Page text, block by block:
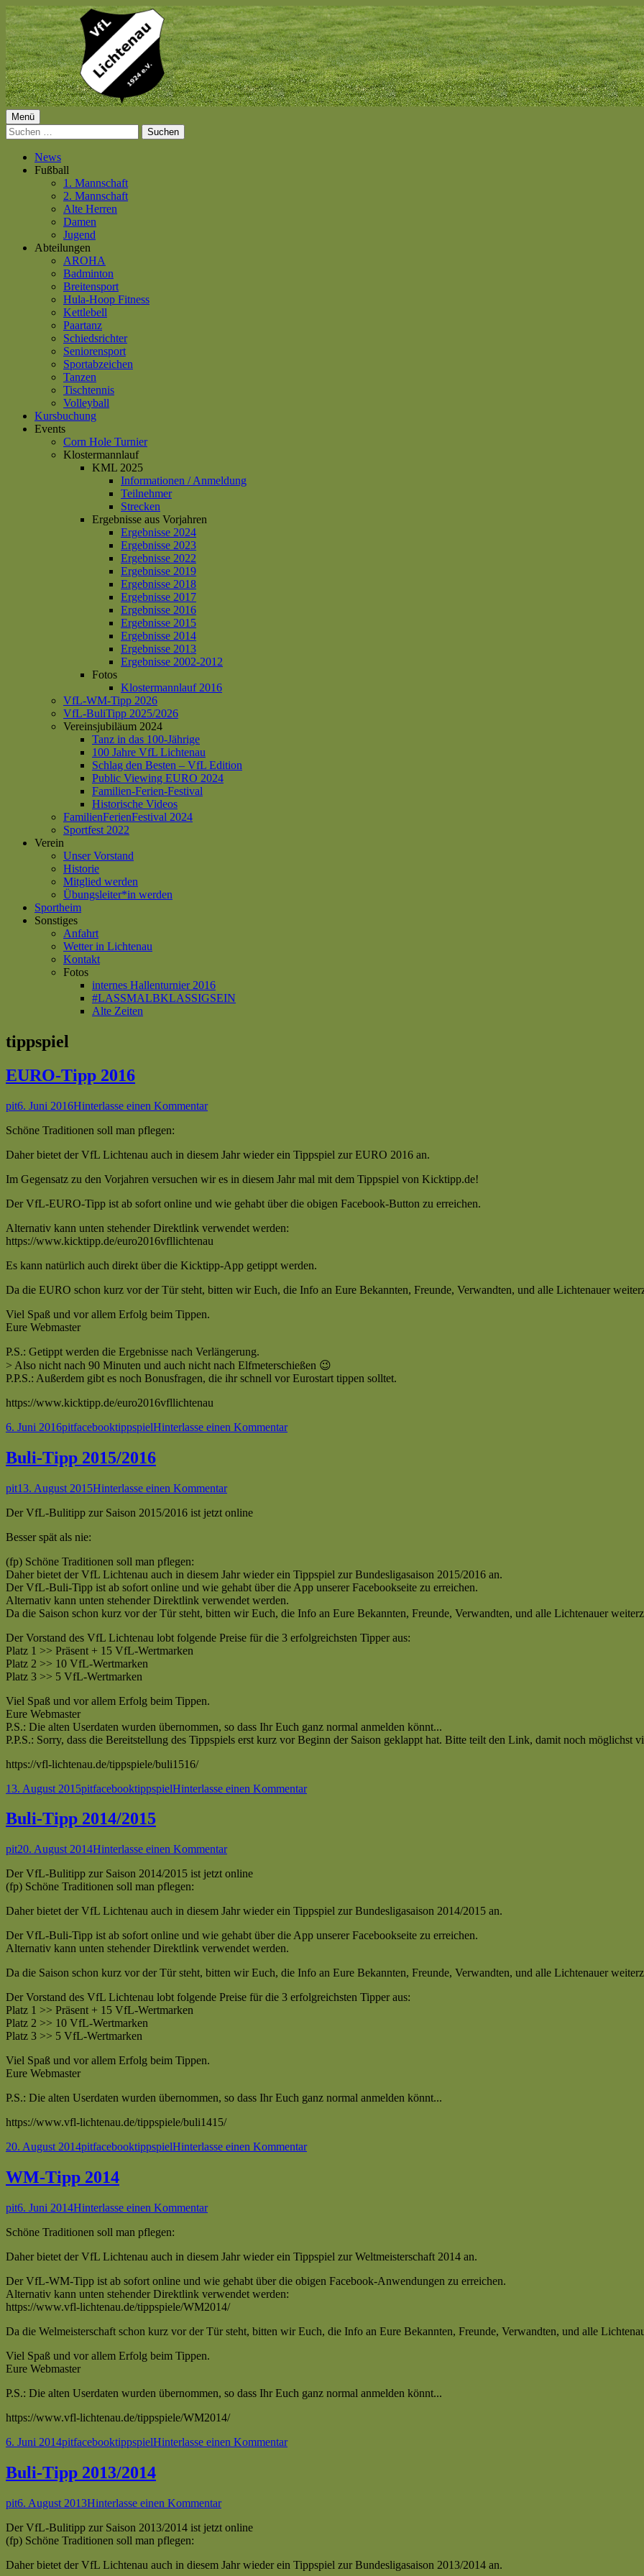
Springe
zum
Inhalt
VfL Lichtenau 1924 e.V.
Primäres
Menü
Menü
Suchen
nach:
News
Fußball
1. Mannschaft
2. Mannschaft
Alte Herren
Damen
Jugend
Abteilungen
AROHA
Badminton
Breitensport
Hula-Hoop Fitness
Kettlebell
Paartanz
Schiedsrichter
Seniorensport
Sportabzeichen
Tanzen
Tischtennis
Volleyball
Kursbuchung
Events
Corn Hole Turnier
Klostermannlauf
KML 2025
Informationen / Anmeldung
Teilnehmer
Strecken
Ergebnisse aus Vorjahren
Ergebnisse 2024
Ergebnisse 2023
Ergebnisse 2022
Ergebnisse 2019
Ergebnisse 2018
Ergebnisse 2017
Ergebnisse 2016
Ergebnisse 2015
Ergebnisse 2014
Ergebnisse 2013
Ergebnisse 2002-2012
Fotos
Klostermannlauf 2016
VfL-WM-Tipp 2026
VfL-BuliTipp 2025/2026
Vereinsjubiläum 2024
Tanz in das 100-Jährige
100 Jahre VfL Lichtenau
Schlag den Besten – VfL Edition
Public Viewing EURO 2024
Familien-Ferien-Festival
Historische Videos
FamilienFerienFestival 2024
Sportfest 2022
Verein
Unser Vorstand
Historie
Mitglied werden
Übungsleiter*in werden
Sportheim
Sonstiges
Anfahrt
Wetter in Lichtenau
Kontakt
Fotos
internes Hallenturnier 2016
#LASSMALBKLASSIGSEIN
Alte Zeiten
Schlagwort:
tippspiel
EURO-Tipp 2016
Autor
pitVeröffentlicht
6. Juni 2016Hinterlasse einen Kommentarzu
Schöne Traditionen soll man pflegen:
Daher bietet der VfL Lichtenau auch in diesem Jahr wieder ein Tippspiel zur EURO 2016 an.
Im Gegensatz zu den Vorjahren versuchen wir es in diesem Jahr mal mit dem Tippspiel von Kicktipp.de!
Der VfL-EURO-Tipp ist ab sofort online und wie gehabt über die obigen Facebook-Button zu erreichen.
Alternativ kann unten stehender Direktlink verwendet werden:
https://www.kicktipp.de/euro2016vfllichtenau
Es kann natürlich auch direkt über die Kicktipp-App getippt werden.
Da die EURO schon kurz vor der Tür steht, bitten wir Euch, die Info an Eure Bekannten, Freunde, Verwandten, und alle Lichtenauer
Viel Spaß und vor allem Erfolg beim Tippen.
Eure Webmaster
P.S.: Getippt werden die Ergebnisse nach Verlängerung.
> Also nicht nach 90 Minuten und auch nicht nach Elfmeterschießen 😉
P.P.S.: Außerdem gibt es noch Bonusfragen, die ihr schnell vor Eurostart tippen solltet.
https://www.kicktipp.de/euro2016vfllichtenau
Veröffentlicht
6. Juni 2016Autor
pitKategorien
facebookSchlagwörter
tippspielHinterlasse einen Kommentarzu
Buli-Tipp 2015/2016
Autor
pitVeröffentlicht
13. August 2015Hinterlasse einen Kommentarzu
Tipp
Der VfL-Bulitipp zur Saison 2015/2016 ist jetzt online
Besser spät als nie:
(fp) Schöne Traditionen soll man pflegen:
Daher bietet der VfL Lichtenau auch in diesem Jahr wieder ein Tippspiel zur Bundesligasaison 2015/2016 an.
Der VfL-Buli-Tipp ist ab sofort online und wie gehabt über die App unserer Facebookseite zu erreichen.
Alternativ kann unten stehender Direktlink verwendet werden.
Da die Saison schon kurz vor der Tür steht, bitten wir Euch, die Info an Eure Bekannten, Freunde, Verwandten, und alle Lichtenauer
Der Vorstand des VfL Lichtenau lobt folgende Preise für die 3 erfolgreichsten Tipper aus:
Platz 1 >> Präsent + 15 VfL-Wertmarken
Platz 2 >> 10 VfL-Wertmarken
Platz 3 >> 5 VfL-Wertmarken
Viel Spaß und vor allem Erfolg beim Tippen.
Eure Webmaster
P.S.: Die alten Userdaten wurden übernommen, so dass Ihr Euch ganz normal anmelden könnt...
P.P.S.: Sorry, dass die Bereitstellung des Tippspiels erst kurz vor Beginn der Saison geklappt hat. Bitte teilt den Link, damit noch möglichst
https://vfl-lichtenau.de/tippspiele/buli1516/
Veröffentlicht
13. August 2015Autor
pitKategorien
facebookSchlagwörter
tippspielHinterlasse einen Kommentarzu
Buli-Tipp 2014/2015
Autor
pitVeröffentlicht
20. August 2014Hinterlasse einen Kommentarzu
Tipp
Der VfL-Bulitipp zur Saison 2014/2015 ist jetzt online
(fp) Schöne Traditionen soll man pflegen:
Daher bietet der VfL Lichtenau auch in diesem Jahr wieder ein Tippspiel zur Bundesligasaison 2014/2015 an.
Der VfL-Buli-Tipp ist ab sofort online und wie gehabt über die App unserer Facebookseite zu erreichen.
Alternativ kann unten stehender Direktlink verwendet werden.
Da die Saison schon kurz vor der Tür steht, bitten wir Euch, die Info an Eure Bekannten, Freunde, Verwandten, und alle Lichtenauer
Der Vorstand des VfL Lichtenau lobt folgende Preise für die 3 erfolgreichsten Tipper aus:
Platz 1 >> Präsent + 15 VfL-Wertmarken
Platz 2 >> 10 VfL-Wertmarken
Platz 3 >> 5 VfL-Wertmarken
Viel Spaß und vor allem Erfolg beim Tippen.
Eure Webmaster
P.S.: Die alten Userdaten wurden übernommen, so dass Ihr Euch ganz normal anmelden könnt...
https://www.vfl-lichtenau.de/tippspiele/buli1415/
Veröffentlicht
20. August 2014Autor
pitKategorien
facebookSchlagwörter
tippspielHinterlasse einen Kommentarzu
WM-Tipp 2014
Autor
pitVeröffentlicht
6. Juni 2014Hinterlasse einen Kommentarzu
Schöne Traditionen soll man pflegen:
Daher bietet der VfL Lichtenau auch in diesem Jahr wieder ein Tippspiel zur Weltmeisterschaft 2014 an.
Der VfL-WM-Tipp ist ab sofort online und wie gehabt über die obigen Facebook-Anwendungen zu erreichen.
Alternativ kann unten stehender Direktlink verwendet werden:
https://www.vfl-lichtenau.de/tippspiele/WM2014/
Da die Welmeisterschaft schon kurz vor der Tür steht, bitten wir Euch, die Info an Eure Bekannten, Freunde, Verwandten, und alle
Viel Spaß und vor allem Erfolg beim Tippen.
Eure Webmaster
P.S.: Die alten Userdaten wurden übernommen, so dass Ihr Euch ganz normal anmelden könnt...
https://www.vfl-lichtenau.de/tippspiele/WM2014/
Veröffentlicht
6. Juni 2014Autor
pitKategorien
facebookSchlagwörter
tippspielHinterlasse einen Kommentarzu
Buli-Tipp 2013/2014
Autor
pitVeröffentlicht
6. August 2013Hinterlasse einen Kommentarzu
Tipp
Der VfL-Bulitipp zur Saison 2013/2014 ist jetzt online
(fp) Schöne Traditionen soll man pflegen:
Daher bietet der VfL Lichtenau auch in diesem Jahr wieder ein Tippspiel zur Bundesligasaison 2013/2014 an.